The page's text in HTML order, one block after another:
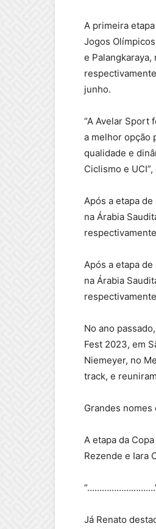
A primeira
Jogos
e Palangkaraya,
junho.
“A Avelar Sport
a melhor opção
qualidade e
Ciclismo e
Após a etapa
na Árabia
Após a etapa
na Árabia
No ano
Fest 2023, em
Niemeyer, no
track, e
Grandes nomes
A etapa da
Rezende e Iara
“……………………….”,
Já Renato